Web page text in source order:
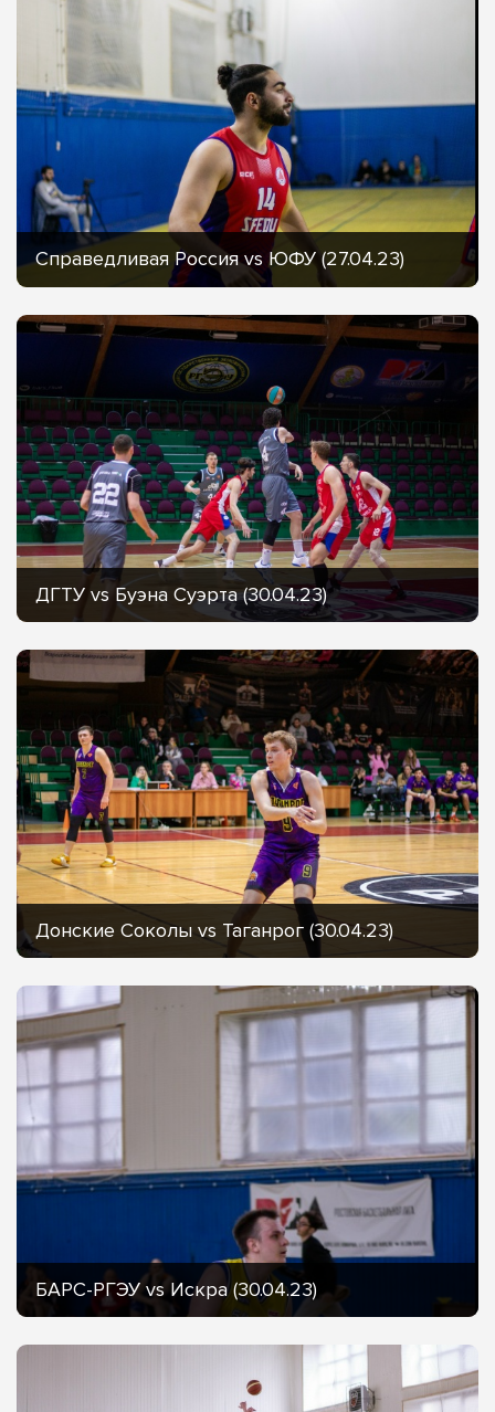
Справедливая Россия vs ЮФУ (27.04.23)
ДГТУ vs Буэна Суэрта (30.04.23)
Донские Соколы vs Таганрог (30.04.23)
БАРС-РГЭУ vs Искра (30.04.23)